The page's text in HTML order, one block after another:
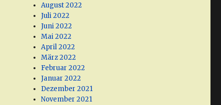
August 2022
Juli 2022
Juni 2022
Mai 2022
April 2022
März 2022
Februar 2022
Januar 2022
Dezember 2021
November 2021